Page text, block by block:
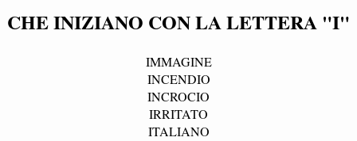
CHE INIZIANO CON LA LETTERA "I"
IMMAGINE
INCENDIO
INCROCIO
IRRITATO
ITALIANO